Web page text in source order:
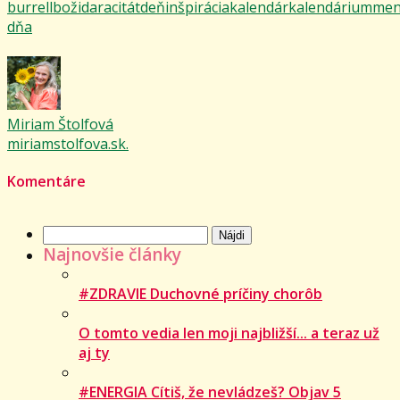
burrellbožidaracitátdeňinšpiráciakalendárkalendárium
dňa
Miriam Štolfová
miriamstolfova.sk.
Komentáre
Hľadať:
Najnovšie články
#ZDRAVIE Duchovné príčiny chorôb
O tomto vedia len moji najbližší... a teraz už
aj ty
#ENERGIA Cítiš, že nevládzeš? Objav 5